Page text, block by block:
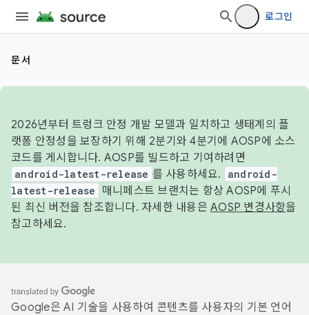
로그인
문서
2026년부터 트렁크 안정 개발 모델과 일치하고 생태계의 플
랫폼 안정성을 보장하기 위해 2분기와 4분기에 AOSP에 소스
코드를 게시합니다. AOSP를 빌드하고 기여하려면
android-latest-release 를 사용하세요.
android-
latest-release
매니페스트 브랜치는 항상 AOSP에 푸시
된 최신 버전을 참조합니다. 자세한 내용은 AOSP 변경사항을
참고하세요.
Google은 AI 기술을 사용하여 콘텐츠를 사용자의 기본 언어